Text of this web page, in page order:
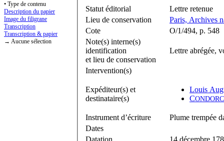
• Type de contenu
Description du papier
Image du filigrane
Transcription
Transcription & papier
→ Aucune sélection
Statut éditorial
Lettre retenue
Lieu de conservation
Paris, Archives
Cote
O/1/494, p. 548
Note(s) interne(s)
identification
et lieu de conservation
Lettre abrégée,
Intervention(s)
Expéditeur(s) et
destinataire(s)
Louis
C
Instrument d’écriture
Plume trempée
Dates
Datation
14 décembre